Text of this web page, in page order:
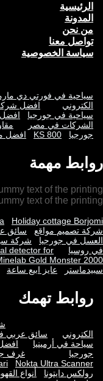
الرئيسية
المدونة
من نحن
تواصل معنا
سياسة الخصوصية
سياحية في فورتي دي
الكتروني
افضل
سياحية في جورجيا
الشركات في مصر
جورجيا
KS 800 افضل
روابط مهمة
text of the printing
text of the printing
Holiday cottage Borjomi
شركة تصميم مواقع
سائق
العسل في جورجيا
شركة
في روسيا
detector for
Gold Monster 2000
سبيدماستر
عايز ابيع ساعة
روابط تهمك
الكتروني
سائق عربي
سياحة في أرمينيا
جورجيا
غرف
Nokta Ultra Scanner
رولكس دايتونا
أنواع